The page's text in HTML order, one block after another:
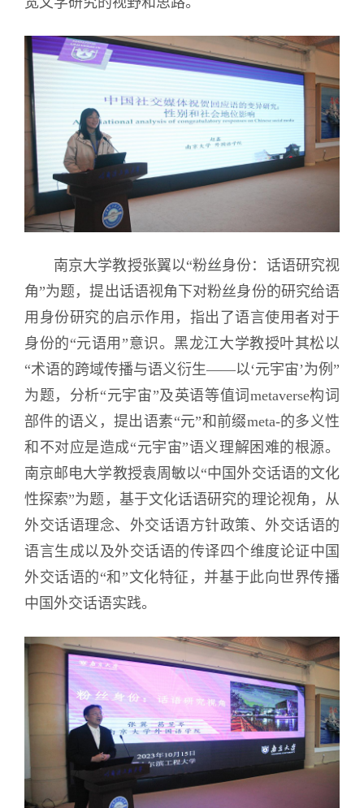
南京大学教授张翼以“粉丝身份：话语研究视
角”为题，提出话语视角下对粉丝身份的研究给语
用身份研究的启示作用，指出了语言使用者对于
身份的“元语用”意识。黑龙江大学教授叶其松以
“术语的跨域传播与语义衍生——以‘元宇宙’为例”
为题，分析“元宇宙”及英语等值词metaverse构词
部件的语义，提出语素“元”和前缀meta-的多义性
和不对应是造成“元宇宙”语义理解困难的根源。
南京邮电大学教授袁周敏以“中国外交话语的文化
性探索”为题，基于文化话语研究的理论视角，从
外交话语理念、外交话语方针政策、外交话语的
语言生成以及外交话语的传译四个维度论证中国
外交话语的“和”文化特征，并基于此向世界传播
中国外交话语实践。